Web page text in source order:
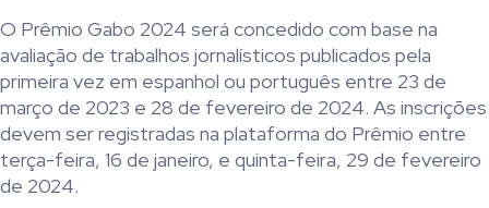
O Prêmio Gabo 2024 será concedido com base na
avaliação de trabalhos jornalísticos publicados pela
primeira vez em espanhol ou português entre 23 de
março de 2023 e 28 de fevereiro de 2024. As inscrições
devem ser registradas na plataforma do Prêmio entre
terça-feira, 16 de janeiro, e quinta-feira, 29 de fevereiro
de 2024.